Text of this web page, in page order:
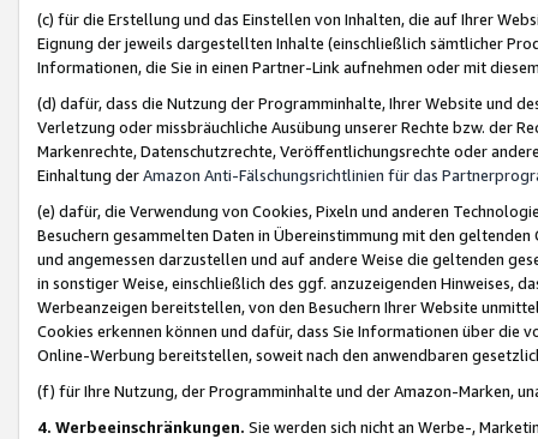
(c) für die Erstellung und das Einstellen von Inhalten, die auf Ihrer
Eignung der jeweils dargestellten Inhalte (einschließlich sämtlicher
Informationen, die Sie in einen Partner-Link aufnehmen oder mit
(d) dafür, dass die Nutzung der Programminhalte, Ihrer Website und
Verletzung oder missbräuchliche Ausübung unserer Rechte bzw. der
Markenrechte, Datenschutzrechte, Veröffentlichungsrechte oder
Einhaltung derAmazon Anti-Fälschungsrichtlinien für das
(e) dafür, die Verwendung von Cookies, Pixeln und anderen
Besuchern gesammelten Daten in Übereinstimmung mit den
und angemessen darzustellen und auf andere Weise die geltenden
in sonstiger Weise, einschließlich des ggf. anzuzeigenden Hinweises,
Werbeanzeigen bereitstellen, von den Besuchern Ihrer Website
Cookies erkennen können und dafür, dass Sie Informationen über die
Online-Werbung bereitstellen, soweit nach den anwendbaren
(f) für Ihre Nutzung, der Programminhalte und der Amazon-Marken,
4. Werbeeinschränkungen. Sie werden sich nicht an Werbe-,